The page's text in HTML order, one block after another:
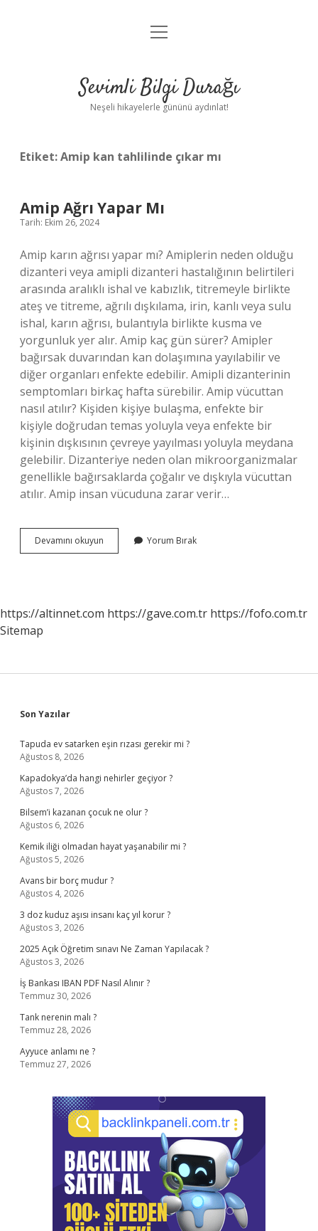
Anasayfa
Yasal Uyarı
menüyü
Sevimli Bilgi Durağı
Neşeli hikayelerle gününü aydınlat!
Etiket:Amip kan tahlilinde çıkar mı
Amip Ağrı Yapar Mı
Tarih: Ekim 26, 2024
Amip karın ağrısı yapar mı? Amiplerin neden olduğu
dizanteri veya amipli dizanteri hastalığının belirtileri
arasında aralıklı ishal ve kabızlık, titremeyle birlikte
ateş ve titreme, ağrılı dışkılama, irin, kanlı veya sulu
ishal, karın ağrısı, bulantıyla birlikte kusma ve
yorgunluk yer alır. Amip kaç gün sürer? Amipler
bağırsak duvarından kan dolaşımına yayılabilir ve
diğer organları enfekte edebilir. Amipli dizanterinin
semptomları birkaç hafta sürebilir. Amip vücuttan
nasıl atılır? Kişiden kişiye bulaşma, enfekte bir
kişiyle doğrudan temas yoluyla veya enfekte bir
kişinin dışkısının çevreye yayılması yoluyla meydana
gelebilir. Dizanteriye neden olan mikroorganizmalar
genellikle bağırsaklarda çoğalır ve dışkıyla vücuttan
atılır. Amip insan vücuduna zarar verir…
Devamını okuyun
Ağrı
Yorum Bırak
https://altinnet.com https://gave.com.tr https://fofo.com.tr
Sitemap
Sidebar
Son Yazılar
Tapuda ev satarken eşin rızası gerekir mi ?
Ağustos 8, 2026
Kapadokya’da hangi nehirler geçiyor ?
Ağustos 7, 2026
Bilsem’i kazanan çocuk ne olur ?
Ağustos 6, 2026
Kemik iliği olmadan hayat yaşanabilir mi ?
Ağustos 5, 2026
Avans bir borç mudur ?
Ağustos 4, 2026
3 doz kuduz aşısı insanı kaç yıl korur ?
Ağustos 3, 2026
2025 Açık Öğretim sınavı Ne Zaman Yapılacak ?
Ağustos 3, 2026
İş Bankası IBAN PDF Nasıl Alınır ?
Temmuz 30, 2026
Tank nerenin malı ?
Temmuz 28, 2026
Ayyuce anlamı ne ?
Temmuz 27, 2026